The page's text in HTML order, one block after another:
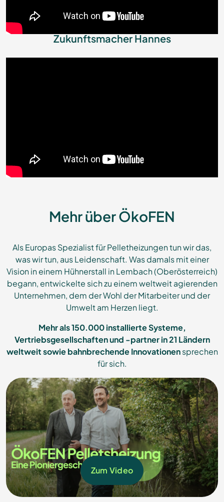
Zukunftsmacher Hannes
Mehr über ÖkoFEN
Als Europas Spezialist für Pelletheizungen tun wir das,
was wir tun, aus Leidenschaft. Was damals mit einer
Vision in einem Hühnerstall in Lembach (Oberösterreich)
begann, entwickelte sich zu einem weltweit agierenden
Unternehmen, dem der Wohl der Mitarbeiter und der
Umwelt am Herzen liegt.
Mehr als 150.000 installierte Systeme,
Vertriebsgesellschaften und -partner in 21 Ländern
weltweitsowie bahnbrechende Innovationensprechen
für sich.
Zum Video